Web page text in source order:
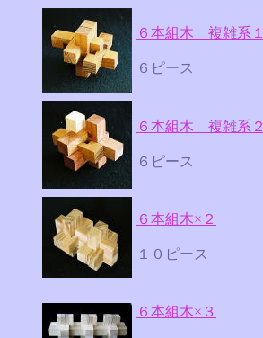
６本組木 複雑系 １
６ピース
６本組木 複雑系２
６ピース
６本組木×２
１０ピース
６本組木×３